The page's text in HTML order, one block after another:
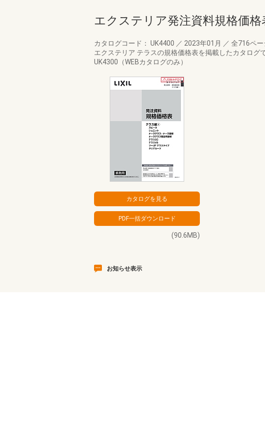
エクステリア発注資料規格価格
カタログコード： UK4400 ／ 2023年01月 ／ 全716ペー
エクステリア テラスの規格価格表を掲載したカタロ
UK4300（WEBカタログのみ）
(90.6MB)
お知らせ表示